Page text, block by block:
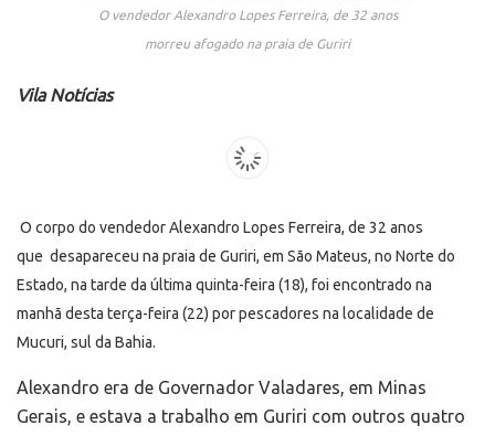
O vendedor Alexandro Lopes Ferreira, de 32 anos
morreu afogado na praia de Guriri
Vila Notícias
O corpo do vendedor Alexandro Lopes Ferreira, de 32 anos
que desapareceu na praia de Guriri, em São Mateus, no Norte do
Estado, na tarde da última quinta-feira (18), foi encontrado na
manhã desta terça-feira (22) por pescadores na localidade de
Mucuri, sul da Bahia.
Alexandro era de Governador Valadares, em Minas
Gerais, e estava a trabalho em Guriri com outros quatro